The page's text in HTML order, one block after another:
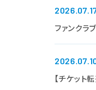
ファンクラ
【チケット